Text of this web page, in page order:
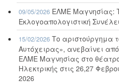
09/05/2026 ΕΛΜΕ Μαγνησίας:
Εκλογοαπολογιστική
15/02/2026 Το αριστούργημα
Αυτόχειρας», ανεβαίνει
ΕΛΜΕ Μαγνησίας στο
Ηλεκτρικής στις 26,27
2026